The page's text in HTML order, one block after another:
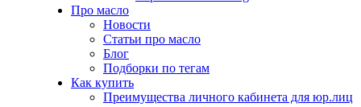
Про масло
Новости
Статьи про масло
Блог
Подборки по тегам
Как купить
Преимущества личного кабинета для юр.лиц